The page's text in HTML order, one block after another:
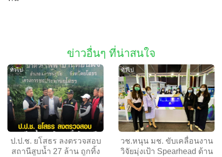
ข่าวอื่นๆ ที่น่าสนใจ
ทั่วไป
ป.ป.ช. ยโสธร ลงตรวจสอบ
สถานีสูบน้ำ 27 ล้าน ถูกทิ้ง
ทั่วไป
วช.หนุน มช. ขับเคลื่อนงาน
วิจัยมุ่งเป้า Spearhead ด้าน